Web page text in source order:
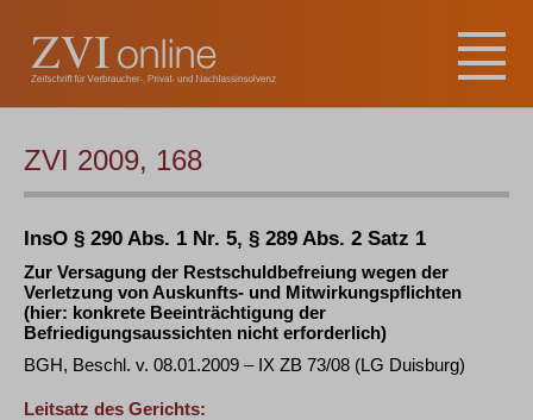
ZVI 2009, 168
InsO § 290 Abs. 1 Nr. 5, § 289 Abs. 2 Satz 1
Zur Versagung der Restschuldbefreiung wegen der
Verletzung von Auskunfts- und Mitwirkungspflichten
(hier: konkrete Beeinträchtigung der
Befriedigungsaussichten nicht erforderlich)
BGH, Beschl. v. 08.01.2009 – IX ZB 73/08 (LG Duisburg)
Leitsatz des Gerichts: